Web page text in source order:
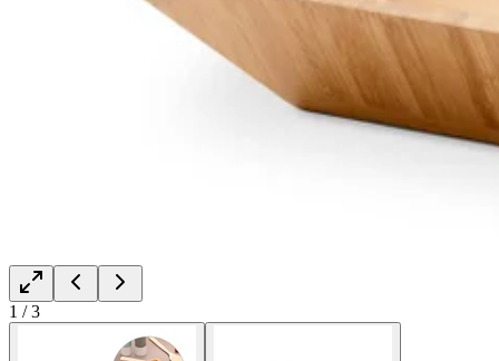
1 /3